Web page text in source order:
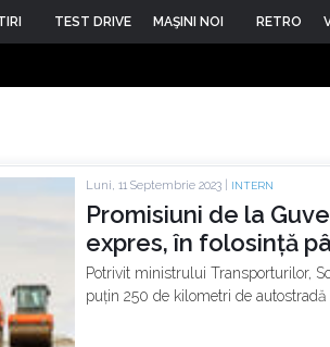
TEST DRIVE MAŞINI NOI RETRO
Luni, 11 Septembrie 2023 | INTERN
Promisiuni de la
expres, în folosință
Potrivit ministrului Transporturilor,
puțin 250 de kilometri de